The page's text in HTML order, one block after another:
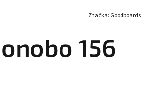
156
Značka: Goodboards